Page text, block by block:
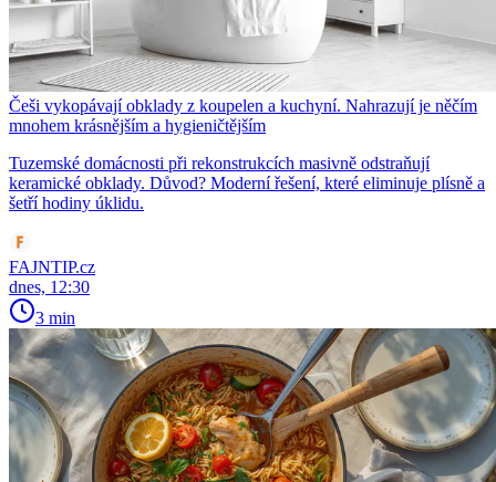
Češi vykopávají obklady z koupelen a kuchyní. Nahrazují je něčím
mnohem krásnějším a hygieničtějším
Tuzemské domácnosti při rekonstrukcích masivně odstraňují
keramické obklady. Důvod? Moderní řešení, které eliminuje plísně a
šetří hodiny úklidu.
FAJNTIP.cz
dnes, 12:30
3 min